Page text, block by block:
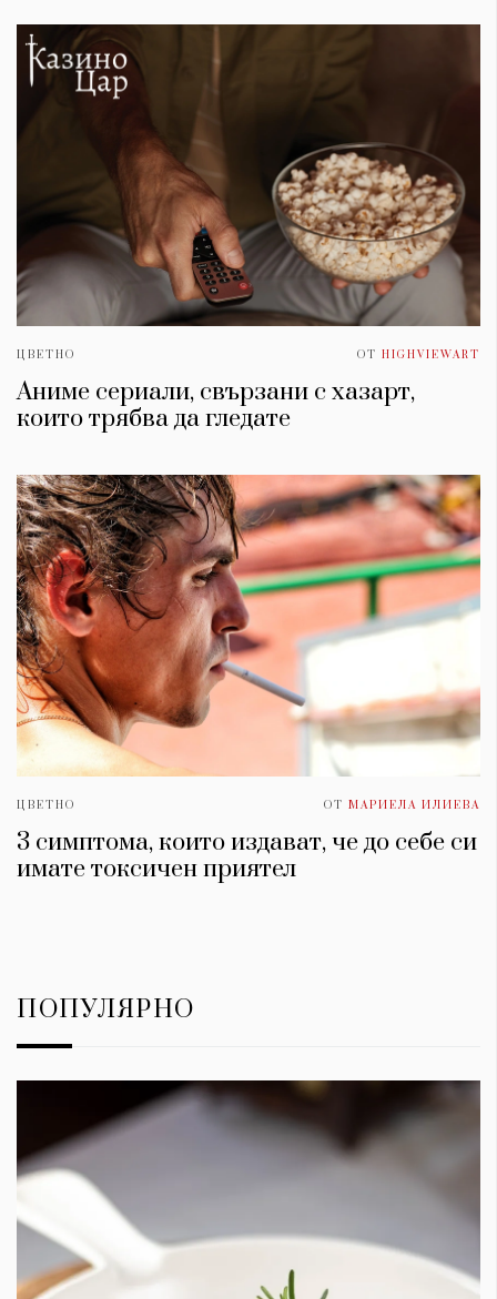
ЦВЕТНО ОТ HIGHVIEWART
Аниме сериали, свързани с хазарт,
които трябва да гледате
ЦВЕТНО ОТ МАРИЕЛА ИЛИЕВА
3 симптома, които издават, че до себе си
имате токсичен приятел
ПОПУЛЯРНО